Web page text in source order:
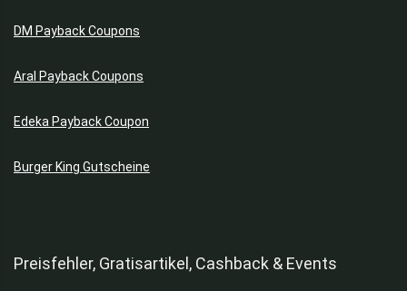
DM Payback Coupons
Aral Payback Coupons
Edeka Payback Coupon
Burger King Gutscheine
Preisfehler, Gratisartikel, Cashback & Events